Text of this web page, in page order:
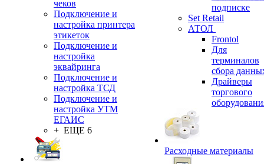
чеков
Подключение и
настройка принтера
этикеток
Подключение и
настройка
эквайринга
Подключение и
настройка ТСД
Подключение и
настройка УТМ
ЕГАИС
+ ЕЩЕ 6
подписке
Set Retail
АТОЛ
Frontol
Для
терминалов
сбора
Драйверы
торгового
Расходные материалы